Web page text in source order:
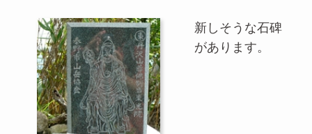
新しそうな石碑
があります。